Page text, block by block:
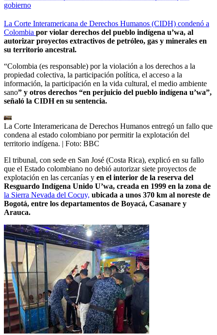
gobierno
La Corte Interamericana de Derechos Humanos (CIDH) condenó a
Colombia por violar derechos del pueblo indígena u’wa, al
autorizar proyectos extractivos de petróleo, gas y minerales en
su territorio ancestral.
“Colombia (es responsable) por la violación a los derechos a la
propiedad colectiva, la participación política, el acceso a la
información, la participación en la vida cultural, el medio ambiente
sano” y otros derechos “en perjuicio del pueblo indígena u’wa”,
señaló la CIDH en su sentencia.
La Corte Interamericana de Derechos Humanos entregó un fallo que
condena al estado colombiano por permitir la explotación del
territorio indígena. | Foto: BBC
El tribunal, con sede en San José (Costa Rica), explicó en su fallo
que el Estado colombiano no debió autorizar siete proyectos de
explotación en las cercanías y en el interior de la reserva del
Resguardo Indígena Unido U’wa, creada en 1999 en la zona de
la Sierra Nevada del Cocuy, ubicada a unos 370 km al noreste de
Bogotá, entre los departamentos de Boyacá, Casanare y
Arauca.